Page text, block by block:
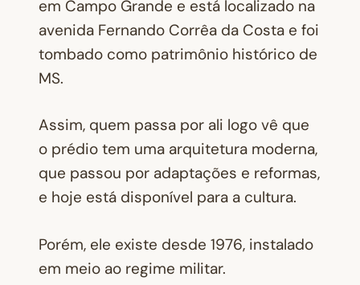
em Campo Grande e está localizado na
avenida Fernando Corrêa da Costa e foi
tombado como patrimônio histórico de
MS.
Assim, quem passa por ali logo vê que
o prédio tem uma arquitetura moderna,
que passou por adaptações e reformas,
e hoje está disponível para a cultura.
Porém, ele existe desde 1976, instalado
em meio ao regime militar.